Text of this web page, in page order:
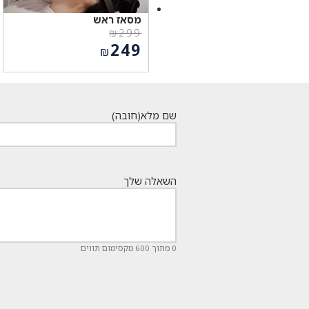
מסאז ראש
₪299
המחיר
המקורי
היה:
₪249
שם מלא(חובה)
השאלה שלך
0 מתוך 600 מקסימום תווים